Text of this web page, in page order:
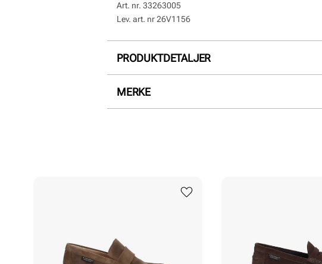
Art. nr. 33263005
Lev. art. nr26V1156
PRODUKTDETALJER
Overdel:
MERKE